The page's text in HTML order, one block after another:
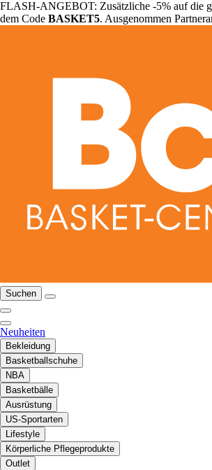
FLASH-ANGEBOT: Zusätzliche -5% auf die
dem Code BASKET5. Ausgenommen
Suchen
Neuheiten
Bekleidung
Basketballschuhe
NBA
Basketbälle
Ausrüstung
US-Sportarten
Lifestyle
Körperliche Pflegeprodukte
Outlet